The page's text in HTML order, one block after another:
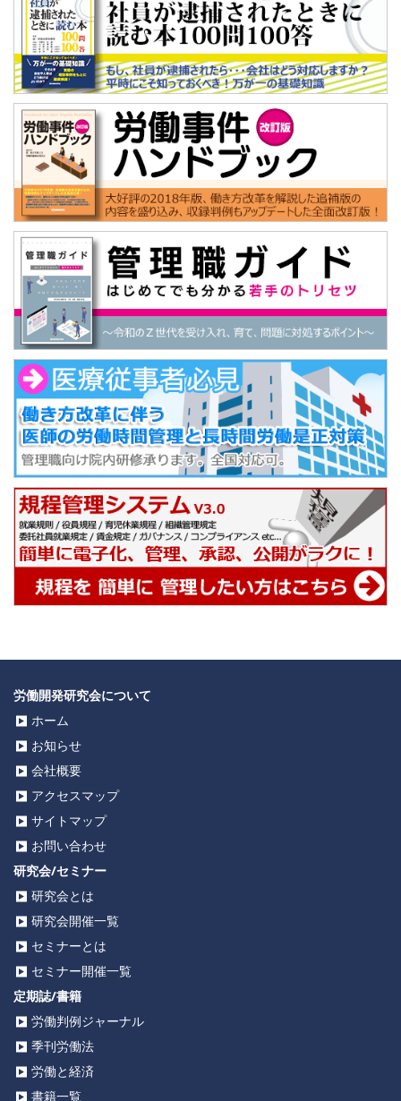
労働開発研究会について
ホーム
お知らせ
会社概要
アクセスマップ
サイトマップ
お問い合わせ
研究会/セミナー
研究会とは
研究会開催一覧
セミナーとは
セミナー開催一覧
定期誌/書籍
労働判例ジャーナル
季刊労働法
労働と経済
書籍一覧